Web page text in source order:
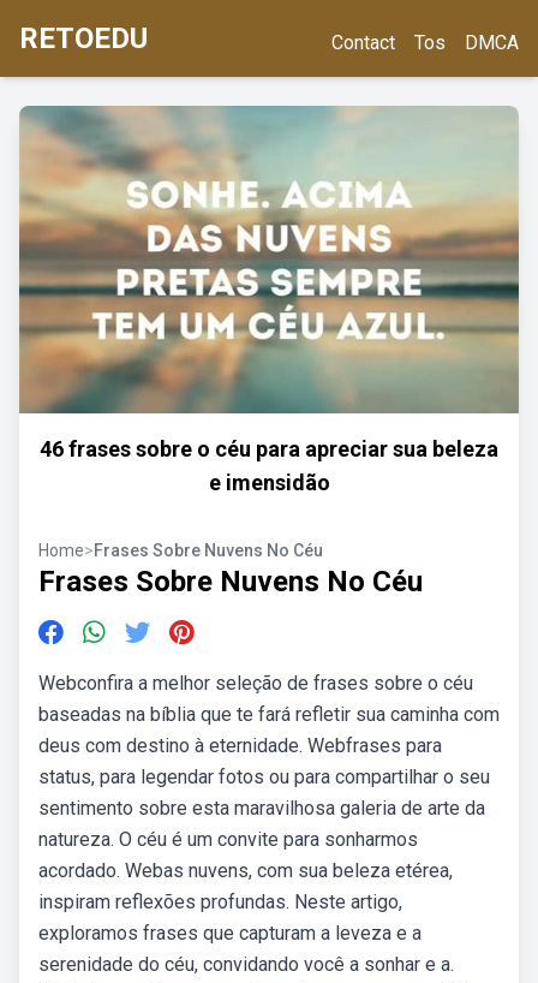
RETOEDU Contact Tos DMCA
46 frases sobre o céu para apreciar sua beleza
e imensidão
Home>Frases Sobre Nuvens No Céu
Frases Sobre Nuvens No Céu
Webconfira a melhor seleção de frases sobre o céu
baseadas na bíblia que te fará refletir sua caminha com
deus com destino à eternidade. Webfrases para
status, para legendar fotos ou para compartilhar o seu
sentimento sobre esta maravilhosa galeria de arte da
natureza. O céu é um convite para sonharmos
acordado. Webas nuvens, com sua beleza etérea,
inspiram reflexões profundas. Neste artigo,
exploramos frases que capturam a leveza e a
serenidade do céu, convidando você a sonhar e a.